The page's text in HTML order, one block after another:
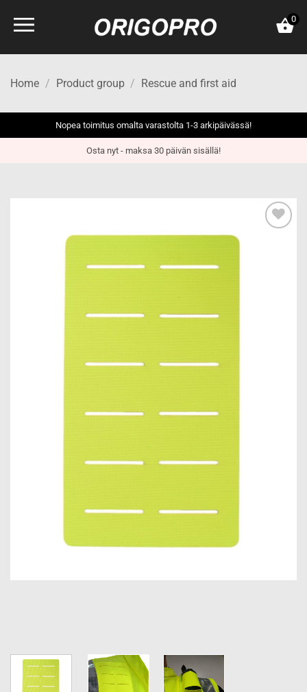
0
Home / Product group / Rescue and first aid
Nopea toimitus omalta varastolta 1-3 arkipäivässä!
Osta nyt - maksa 30 päivän sisällä!